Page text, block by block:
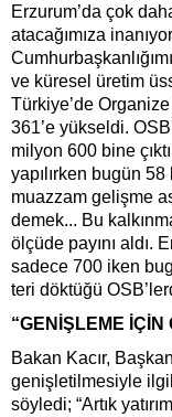
Erzurum’da çok
atacağımıza
ve küresel üretim
Türkiye’de
361’e yükseldi.
milyon 600 bine
yapılırken bugün
muazzam gelişme
demek... Bu
ölçüde payını aldı.
sadece 700 iken
teri döktüğü
“GENİŞLEME İÇİN
Bakan Kacır,
genişletilmesiyle
söyledi; “Artık